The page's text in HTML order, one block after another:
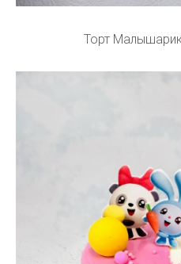
Торт